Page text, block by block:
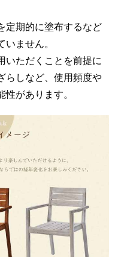
定期的に塗布するなど
ません。
いただくことを前提に
らしなど、使用頻度や
があります。